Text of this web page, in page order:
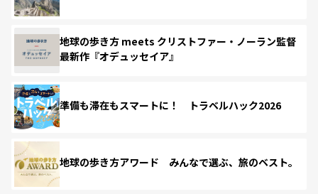
地球の歩き方 meets クリストファー・ノーラン監督
最新作『オデュッセイア』
準備も滞在もスマートに！ トラベルハック2026
地球の歩き方アワード みんなで選ぶ、旅のベスト。